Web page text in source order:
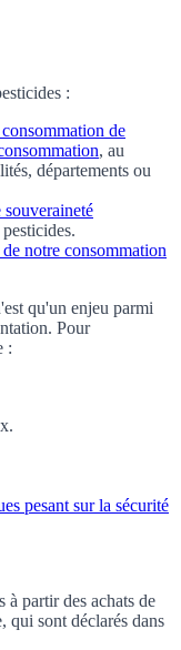
:
de
, au
départements ou
souveraineté
notre consommation
qu'un enjeu parmi
Pour
:
pesant sur la sécurité
à partir des achats de
qui sont déclarés dans